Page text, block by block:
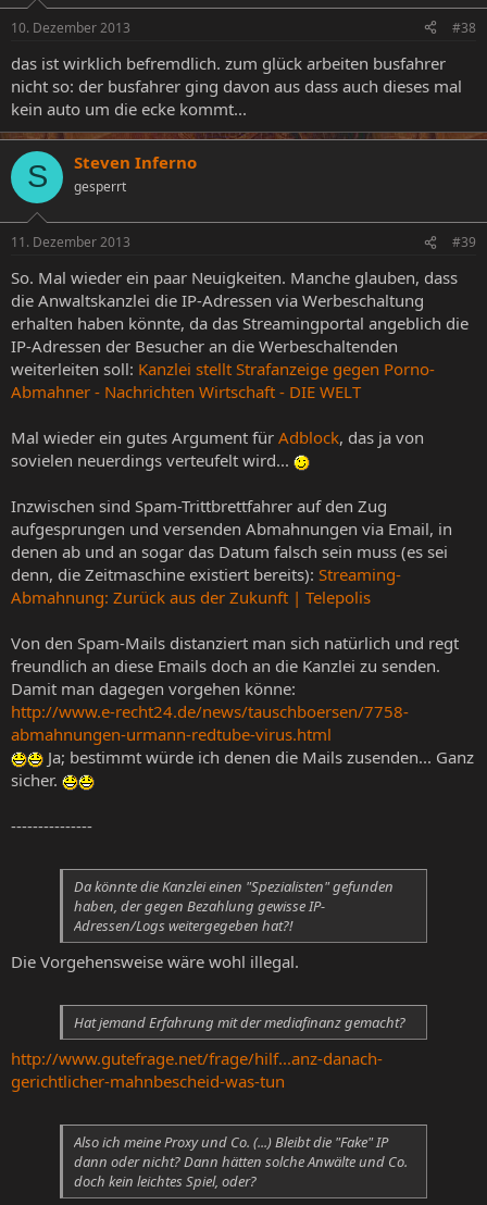
10. Dezember 2013 #38
das ist wirklich befremdlich. zum glück arbeiten busfahrer
nicht so: der busfahrer ging davon aus dass auch dieses mal
kein auto um die ecke kommt...
S Steven Inferno
gesperrt
11. Dezember 2013 #39
So. Mal wieder ein paar Neuigkeiten. Manche glauben, dass
die Anwaltskanzlei die IP-Adressen via Werbeschaltung
erhalten haben könnte, da das Streamingportal angeblich die
IP-Adressen der Besucher an die Werbeschaltenden
weiterleiten soll: Kanzlei stellt Strafanzeige gegen Porno-
Abmahner - Nachrichten Wirtschaft - DIE WELT
Mal wieder ein gutes Argument für Adblock, das ja von
sovielen neuerdings verteufelt wird...
Inzwischen sind Spam-Trittbrettfahrer auf den Zug
aufgesprungen und versenden Abmahnungen via Email, in
denen ab und an sogar das Datum falsch sein muss (es sei
denn, die Zeitmaschine existiert bereits): Streaming-
Abmahnung: Zurück aus der Zukunft | Telepolis
Von den Spam-Mails distanziert man sich natürlich und regt
freundlich an diese Emails doch an die Kanzlei zu senden.
Damit man dagegen vorgehen könne:
http://www.e-recht24.de/news/tauschboersen/7758-
abmahnungen-urmann-redtube-virus.html
Ja; bestimmt würde ich denen die Mails zusenden... Ganz
sicher.
---------------
Da könnte die Kanzlei einen "Spezialisten" gefunden
haben, der gegen Bezahlung gewisse IP-
Adressen/Logs weitergegeben hat?!
Die Vorgehensweise wäre wohl illegal.
Hat jemand Erfahrung mit der mediafinanz gemacht?
http://www.gutefrage.net/frage/hilf...anz-danach-
gerichtlicher-mahnbescheid-was-tun
Also ich meine Proxy und Co. (...) Bleibt die "Fake" IP
dann oder nicht? Dann hätten solche Anwälte und Co.
doch kein leichtes Spiel, oder?